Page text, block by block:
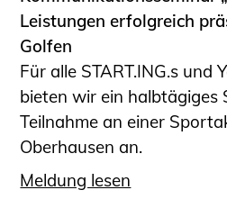
Leistungen erfolgreich
Golfen
Für alle START.ING.s und
bieten wir ein halbtägiges
Teilnahme an einer
Oberhausen an.
Meldung lesen